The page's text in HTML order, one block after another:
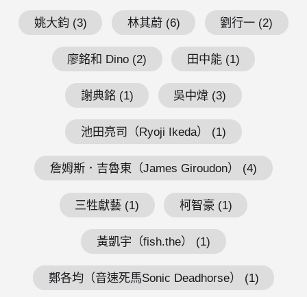
姚大鈞 (3) 林其蔚 (6) 劉行一 (2)
廖銘和 Dino (2) 田中能 (1)
謝典銘 (1) 吳中煒 (3)
池田亮司（Ryoji Ikeda） (1)
詹姆斯．吉魯東（James Giroudon） (4)
三牲獻藝 (1) 柯智豪 (1)
黃凱宇（fish.the） (1)
鄭各均（音速死馬Sonic Deadhorse） (1)